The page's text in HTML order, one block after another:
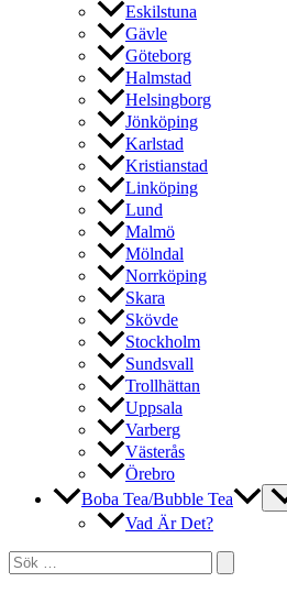
Eskilstuna
Gävle
Göteborg
Halmstad
Helsingborg
Jönköping
Karlstad
Kristianstad
Linköping
Lund
Malmö
Mölndal
Norrköping
Skara
Skövde
Stockholm
Sundsvall
Trollhättan
Uppsala
Varberg
Västerås
Örebro
Boba Tea/Bubble Tea
Vad Är Det?
Sök
efter: